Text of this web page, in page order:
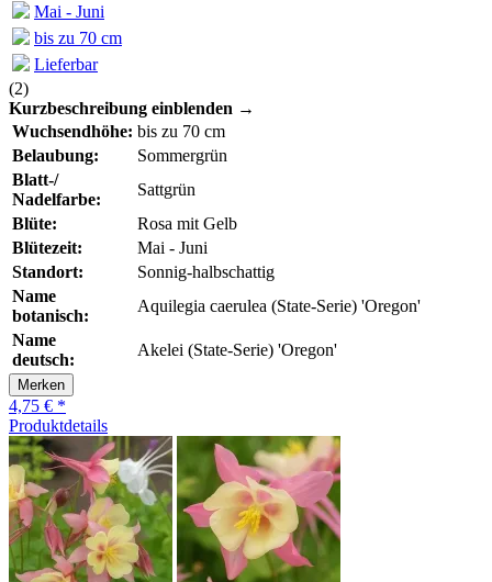
Mai - Juni
bis zu 70 cm
Lieferbar
(2)
Kurzbeschreibung einblenden →
Wuchsendhöhe: bis zu 70 cm
Belaubung:
Sommergrün
Blatt-/
Nadelfarbe:
Sattgrün
Blüte:
Rosa mit Gelb
Blütezeit:
Mai - Juni
Standort:
Sonnig-halbschattig
Name
botanisch:
Aquilegia caerulea (State-Serie) 'Oregon'
Name
deutsch:
Akelei (State-Serie) 'Oregon'
Merken
4,75 € *
Produktdetails